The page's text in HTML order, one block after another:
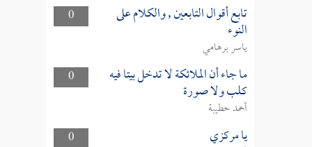
0
تابع أقوال التابعين , والكلام على
النوء
ياسر برهامي
0
ما جاء أن الملائكة لا تدخل بيتا فيه
كلب ولا صورة
أحمد حطيبة
0
يا مركزي